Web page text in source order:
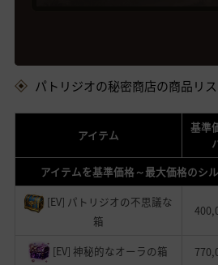
パトリジオの秘密商店の商品リ
アイテム
基準
アイテムを基準価格～最大価格のシ
[EV] パトリジオの不思議な
箱
[EV] 神秘的なオーラの箱